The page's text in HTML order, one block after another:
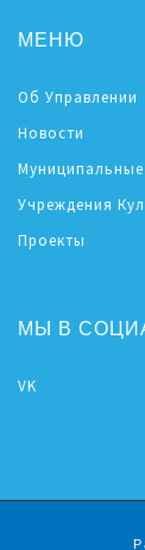
МЕНЮ
Об Управлении
Новости
Учреждения
Проекты
МЫ В
VK